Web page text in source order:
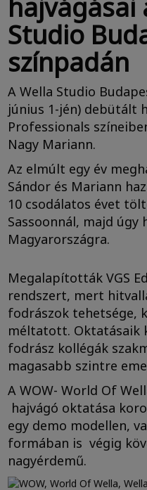
hajvágásai
Studio
színpadán
A Wella Studio
június 1-jén) debütált
Professionals
Nagy Mariann.
Az elmúlt egy év
Sándor és Mariann
10 csodálatos évet
Sassoonnál, majd
Magyarországra.
Megalapították VGS
rendszert, mert
fodrászok tehetsége,
méltatott. Oktatásaik
fodrász kollégák
magasabb szintre
A WOW- World Of
hajvágó oktatása
egy demo modellen,
formában is végig
nagyérdemű.